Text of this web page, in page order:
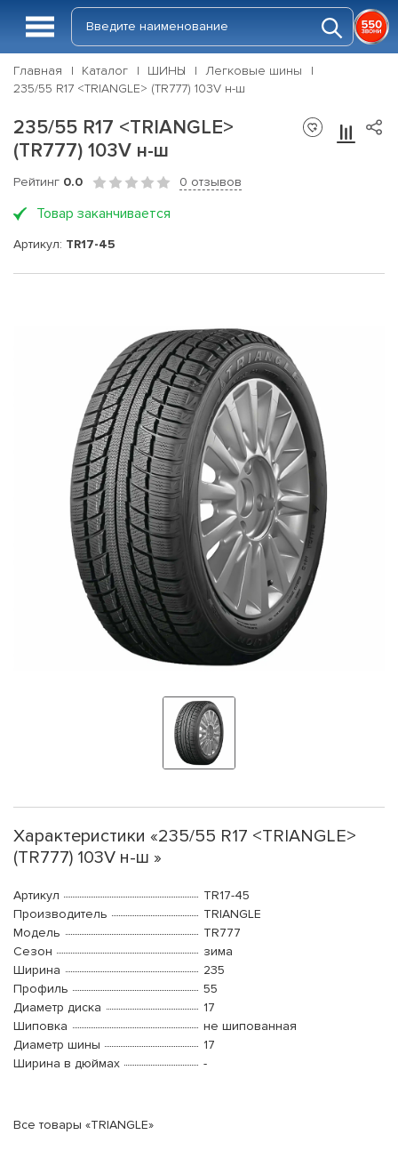
Главная Каталог ШИНЫ
Легковые шины
235/55 R17 <TRIANGLE> (TR777) 103V н-ш
235/55 R17 <TRIANGLE>
(TR777) 103V н-ш
Рейтинг 0.0 0 отзывов
Товар заканчивается
Артикул: TR17-45
Характеристики «235/55 R17 <TRIANGLE>
(TR777) 103V н-ш »
Артикул
TR17-45
Производитель
TRIANGLE
Модель
TR777
Сезон
зима
Ширина
235
Профиль
55
Диаметр диска
17
Шиповка
не шипованная
Диаметр шины
17
Ширина в дюймах
-
Все товары «TRIANGLE»